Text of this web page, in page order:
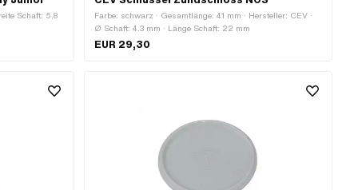
Schaft: 5.8
Farbe: schwarz · Gesamtlänge: 41 mm · Hersteller: CEV ·
Ø Schaft: 4.3 mm · Länge Schaft: 22 mm
EUR 29,30